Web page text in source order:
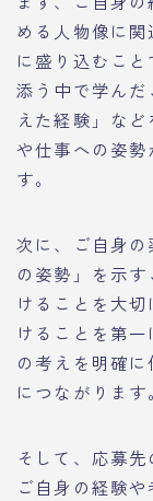
める人物像に
に盛り込むこ
添う中で学ん
えた経験」な
や仕事への姿
す。
次に、ご自身
の姿勢」を示
けることを大
けることを第
の考えを明確
につながります
そして、応募
ご自身の経験